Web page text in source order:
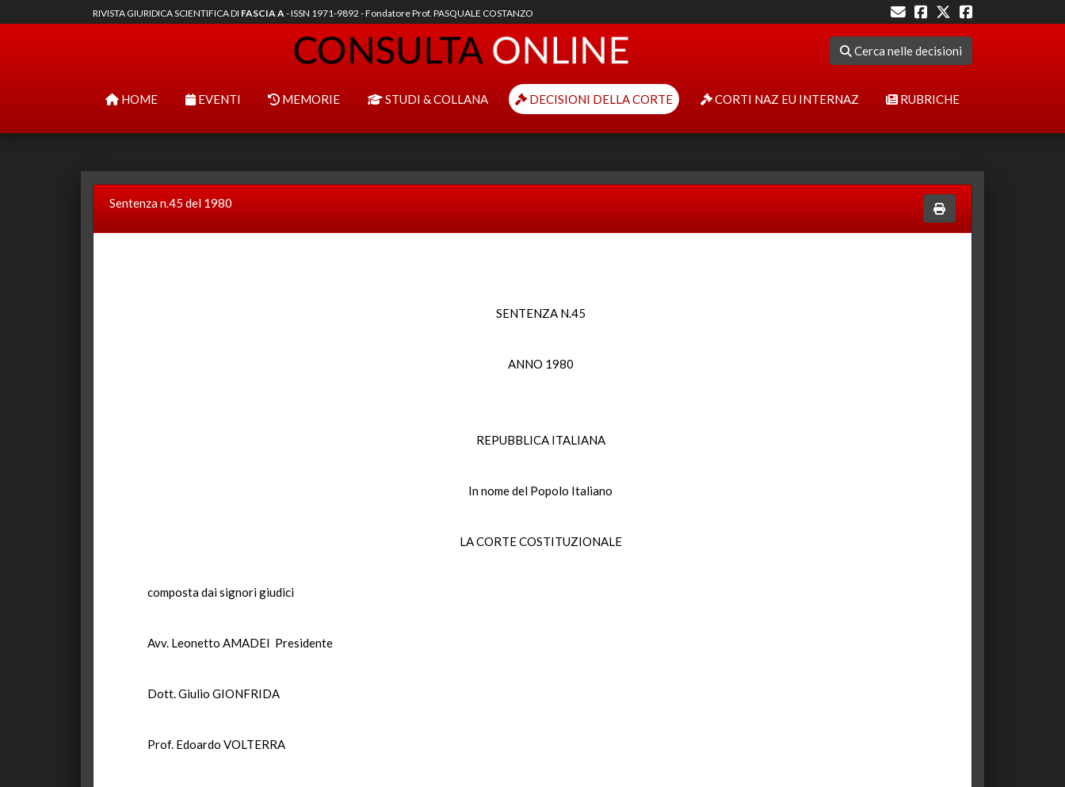
RIVISTA GIURIDICA SCIENTIFICA DI FASCIA A- ISSN 1971-9892 - Fondatore Prof. PASQUALE COSTANZO
Cerca nelle decisioni
HOME EVENTI MEMORIE STUDI & COLLANA DECISIONI DELLA CORTE CORTI NAZ EU INTERNAZ RUBRICHE
Sentenza n.45 del 1980
SENTENZA N.45
ANNO 1980
REPUBBLICA ITALIANA
In nome del Popolo Italiano
LA CORTE COSTITUZIONALE
composta dai signori giudici
Avv. Leonetto AMADEI Presidente
Dott. Giulio GIONFRIDA
Prof. Edoardo VOLTERRA